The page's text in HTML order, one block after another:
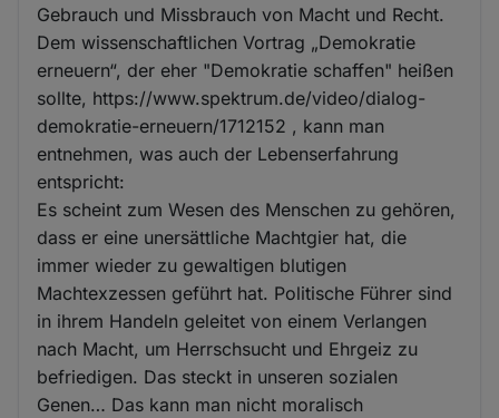
Gebrauch und Missbrauch von Macht und Recht.
Dem wissenschaftlichen Vortrag „Demokratie
erneuern“, der eher "Demokratie schaffen" heißen
sollte, https://www.spektrum.de/video/dialog-
demokratie-erneuern/1712152 , kann man
entnehmen, was auch der Lebenserfahrung
entspricht:
Es scheint zum Wesen des Menschen zu gehören,
dass er eine unersättliche Machtgier hat, die
immer wieder zu gewaltigen blutigen
Machtexzessen geführt hat. Politische Führer sind
in ihrem Handeln geleitet von einem Verlangen
nach Macht, um Herrschsucht und Ehrgeiz zu
befriedigen. Das steckt in unseren sozialen
Genen… Das kann man nicht moralisch